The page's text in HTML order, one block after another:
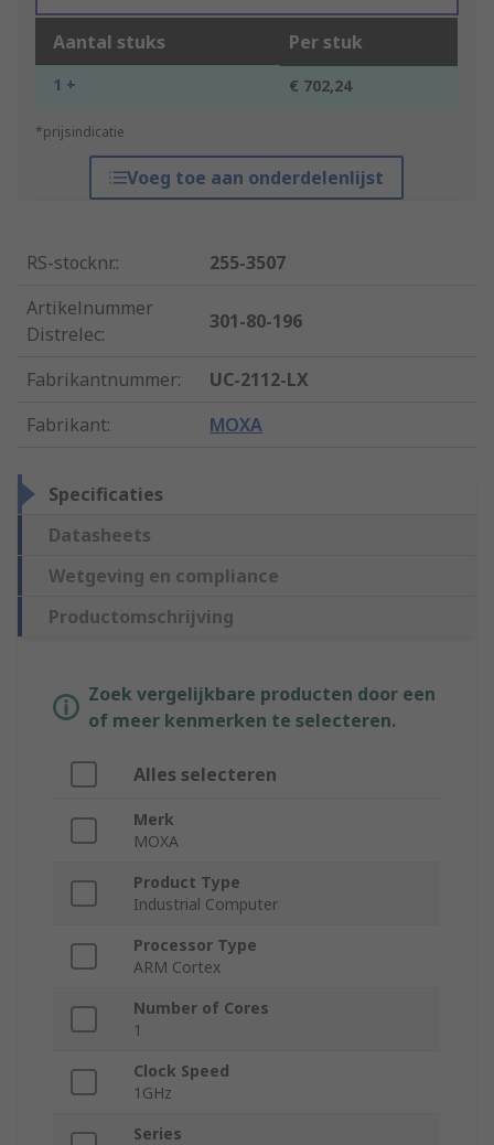
Aantal stuks Per stuk
1 + € 702,24
*prijsindicatie
Voeg toe aan onderdelenlijst
RS-stocknr.:
255-3507
Artikelnummer
Distrelec:
301-80-196
Fabrikantnummer:
UC-2112-LX
Fabrikant: MOXA
Specificaties
Datasheets
Wetgeving en compliance
Productomschrijving
Zoek vergelijkbare producten door een
of meer kenmerken te selecteren.
Alles selecteren
Merk
MOXA
Product Type
Industrial Computer
Processor Type
ARM Cortex
Number of Cores
1
Clock Speed
1GHz
Series